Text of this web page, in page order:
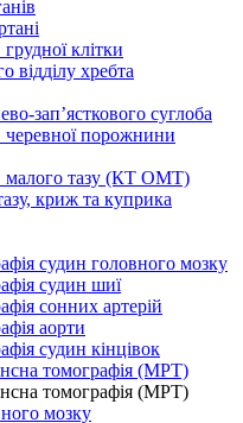
клітки
відділу хребта
зап’ясткового суглоба
черевної порожнини
малого тазу (КТ ОМТ)
криж та куприка
судин головного мозку
судин шиї
сонних артерій
аорти
судин кінцівок
томографія (МРТ)
томографія (МРТ)
мозку